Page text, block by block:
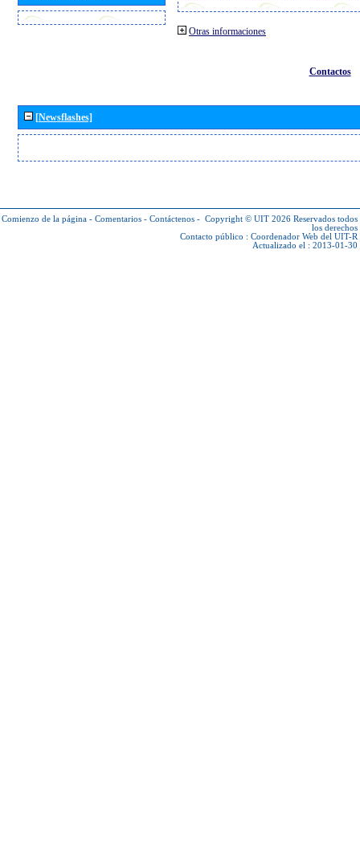
Otras informaciones
Contactos
[Newsflashes]
Comienzo de la página - Comentarios - Contáctenos - Copyright © UIT 2026 Reservados todos
los derechos
Contacto público : Coordenador Web del UIT-R
Actualizado el : 2013-01-30